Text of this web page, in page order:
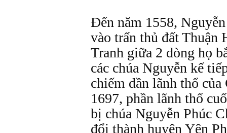
Đến năm 1558,
vào trấn thủ đất Thuận
Tranh giữa 2 dòng họ
các chúa Nguyễn kế
chiếm dần lãnh thổ
1697, phần lãnh thổ
bị chúa Nguyễn Phúc
đổi thành huyện Yên